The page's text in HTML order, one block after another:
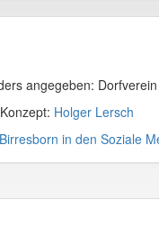
angegeben:
Holger Lersch
Birresborn in den Soziale